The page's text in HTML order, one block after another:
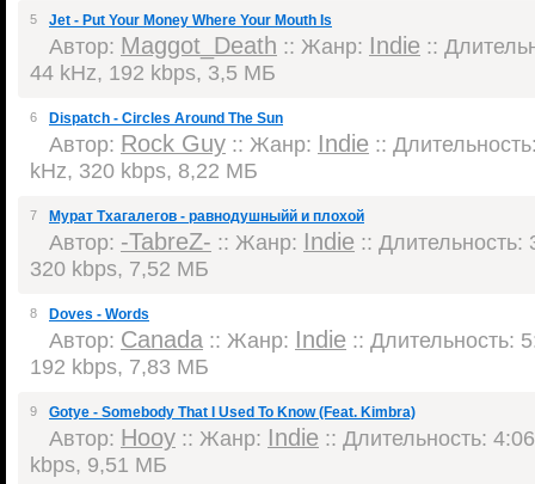
5 Jet - Put Your Money Where Your Mouth Is
Автор: Maggot_Death :: Жанр: Indie ::
44 kHz, 192 kbps, 3,5 МБ
6 Dispatch - Circles Around The Sun
Автор: Rock Guy :: Жанр: Indie ::
kHz, 320 kbps, 8,22 МБ
7 Мурат Тхагалегов - равнодушныйй и плохой
Автор: -TabreZ- :: Жанр: Indie :: Длительность:
320 kbps, 7,52 МБ
8 Doves - Words
Автор: Canada :: Жанр: Indie :: Длительность:
192 kbps, 7,83 МБ
9 Gotye - Somebody That I Used To Know (Feat. Kimbra)
Автор: Hooy :: Жанр: Indie :: Длительность:
kbps, 9,51 МБ